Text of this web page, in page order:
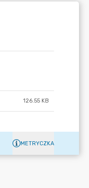
126.55 KB
METRYCZKA